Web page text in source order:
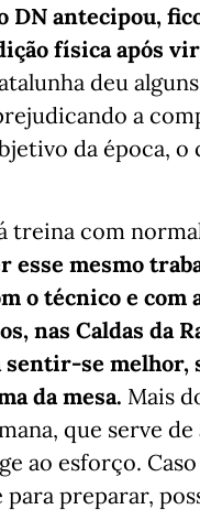
DN antecipou,
física após
deu
a
da época,
treina com
esse mesmo
o técnico e com
nas Caldas da
sentir-se melhor,
da mesa. Mais
que serve
ao esforço.
preparar,